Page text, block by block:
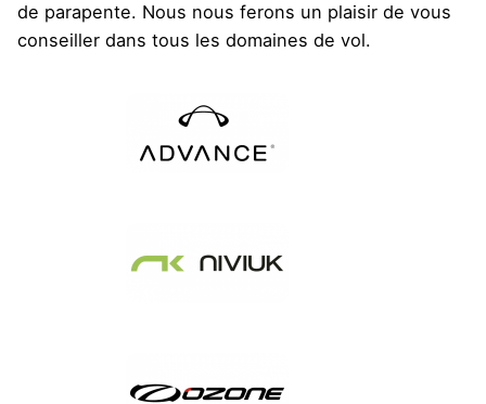
de parapente. Nous nous ferons un plaisir de vous
conseiller dans tous les domaines de vol.